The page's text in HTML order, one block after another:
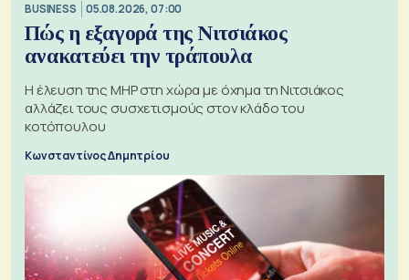
BUSINESS 05.08.2026, 07:00
Πώς η εξαγορά της Νιτσιάκος
ανακατεύει την τράπουλα
H έλευση της MHP στη χώρα με όχημα τη Νιτσιάκος
αλλάζει τους συσχετισμούς στον κλάδο του
κοτόπουλου
Κωνσταντίνος Δημητρίου